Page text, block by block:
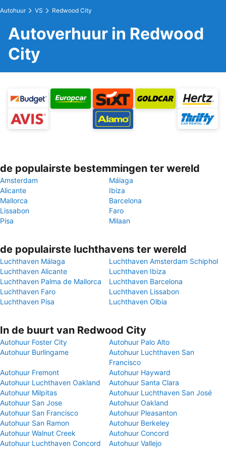
Autohuur VS Redwood City
Autoverhuur in Redwood
City
de populairste bestemmingen ter wereld
Amsterdam
Málaga
Alicante
Ibiza
Mallorca
Barcelona
Lissabon
Faro
Pisa
Milaan
de populairste luchthavens ter wereld
Luchthaven Málaga
Luchthaven Amsterdam Schiphol
Luchthaven Alicante
Luchthaven Ibiza
Luchthaven Palma de Mallorca
Luchthaven Barcelona
Luchthaven Faro
Luchthaven Lissabon
Luchthaven Pisa
Luchthaven Olbia
In de buurt van Redwood City
Autohuur Foster City
Autohuur Palo Alto
Autohuur Burlingame
Autohuur Luchthaven San
Francisco
Autohuur Fremont
Autohuur Hayward
Autohuur Luchthaven Oakland
Autohuur Santa Clara
Autohuur Milpitas
Autohuur Luchthaven San José
Autohuur San Jose
Autohuur Oakland
Autohuur San Francisco
Autohuur Pleasanton
Autohuur San Ramon
Autohuur Berkeley
Autohuur Walnut Creek
Autohuur Concord
Autohuur Luchthaven Concord
Autohuur Vallejo